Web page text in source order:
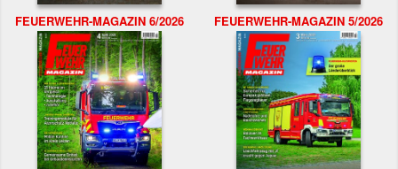
FEUERWEHR-MAGAZIN 6/2026 FEUERWEHR-MAGAZIN 5/2026